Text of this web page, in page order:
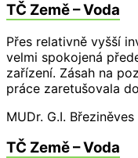
TČ Země – Voda
Přes relativně vyšší
velmi spokojená
zařízení. Zásah na
práce zaretušovala
MUDr. G.I. Březiněves
TČ Země – Voda